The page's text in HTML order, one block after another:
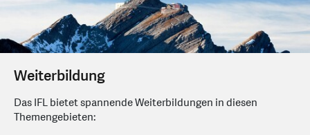
Weiterbildung
Das IFL bietet spannende Weiterbildungen in diesen
Themengebieten: